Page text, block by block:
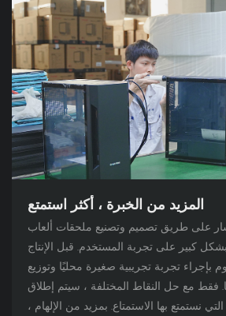
المزيد من الخبرة ، أكثر استمتع
على طريق تصميم وتصنيع ملحقات ألعاب
بشكل كبير على تجربة المستخدم. قبل الإنتاج
بإجراء تجربة تجريبية صغيرة محليًا وتوزيع
فقط مع حل النقاط المختلفة ، سيتم إطلاق
نستمتع بها الاستمتاع. بمزيد من الإلهام ،